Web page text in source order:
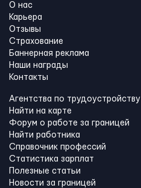
О нас
Карьера
Отзывы
Страхование
Баннерная реклама
Наши награды
Контакты
Агентства по трудоустройству
Найти на карте
Форум о работе за границей
Найти работника
Справочник профессий
Статистика зарплат
Полезные статьи
Новости за границей